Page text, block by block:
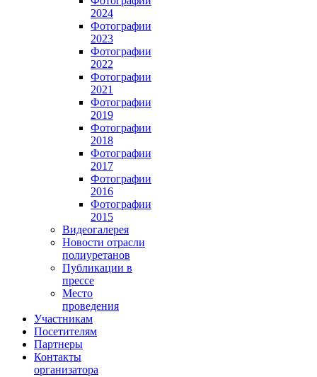
2024
Фотографии
2023
Фотографии
2022
Фотографии
2021
Фотографии
2019
Фотографии
2018
Фотографии
2017
Фотографии
2016
Фотографии
2015
Видеогалерея
Новости отрасли
полиуретанов
Публикации в
прессе
Место
проведения
Участникам
Посетителям
Партнеры
Контакты
организатора